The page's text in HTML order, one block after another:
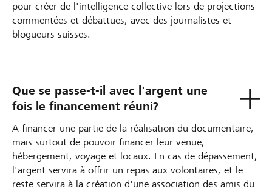
pour créer de l'intelligence collective lors de projections
commentées et débattues, avec des journalistes et
blogueurs suisses.
Que se passe-t-il avec l'argent une
fois le financement réuni?
A financer une partie de la réalisation du documentaire,
mais surtout de pouvoir financer leur venue,
hébergement, voyage et locaux. En cas de dépassement,
l'argent servira à offrir un repas aux volontaires, et le
reste servira à la création d'une association des amis du